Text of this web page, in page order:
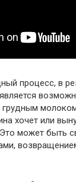
процесс, в
хочет или
может быть